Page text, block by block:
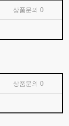
상품문의0
상품문의0